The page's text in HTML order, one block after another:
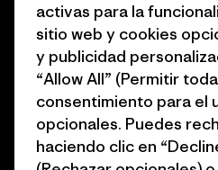
Objetivos climáticos
1% for the Planet
Cómo financiamos
Tarjetas regalo
Encuentra una tienda
del
activas para la
sitio web y cookies
y publicidad
“Allow All” (Permitir
consentimiento para el
opcionales. Puedes
haciendo clic en